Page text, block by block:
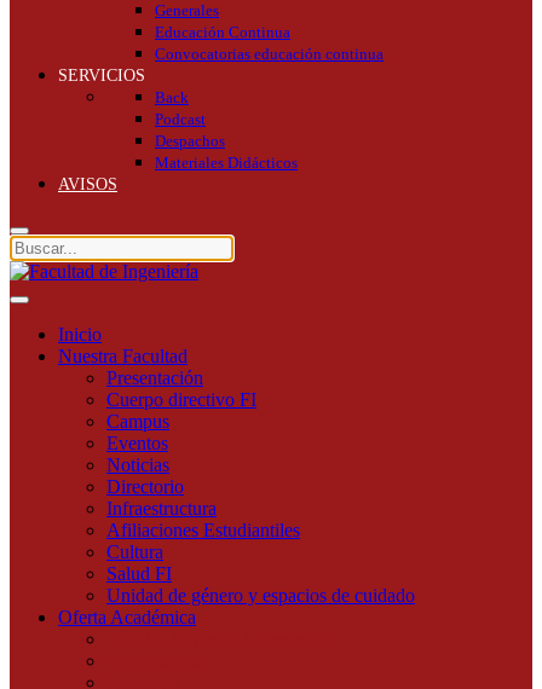
Generales
Educación Continua
Convocatorias educación continua
SERVICIOS
Back
Podcast
Despachos
Materiales Didácticos
AVISOS
Inicio
Nuestra Facultad
Presentación
Cuerpo directivo FI
Campus
Eventos
Noticias
Directorio
Infraestructura
Afiliaciones Estudiantiles
Cultura
Salud FI
Unidad de género y espacios de cuidado
Oferta Académica